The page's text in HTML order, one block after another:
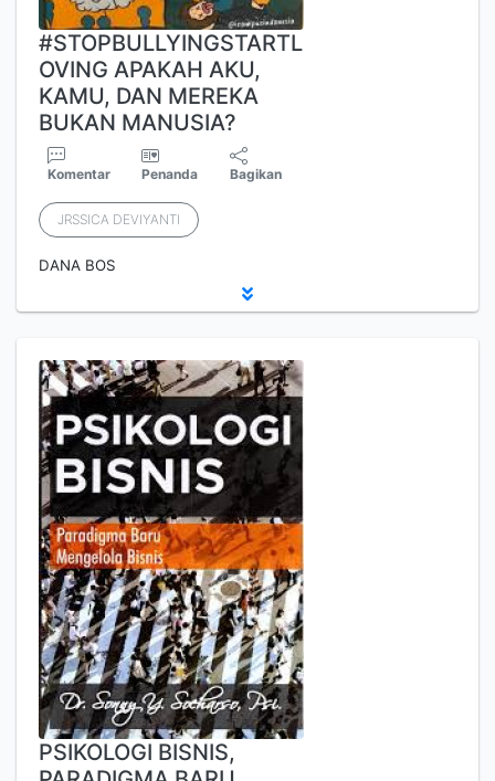
#STOPBULLYINGSTARTL
OVING APAKAH AKU,
KAMU, DAN MEREKA
BUKAN MANUSIA?
Komentar Penanda Bagikan
JRSSICA DEVIYANTI
DANA BOS
PSIKOLOGI BISNIS,